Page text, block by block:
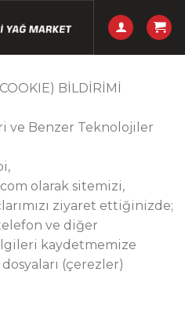
BİLDİRİMİ
ve Benzer Teknolojiler
olarak sitemizi,
ziyaret ettiğinizde;
ve diğer
kaydetmemize
(çerezler)